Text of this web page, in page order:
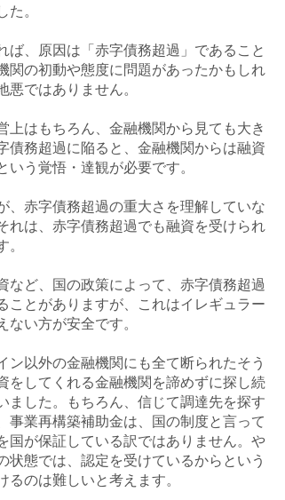
た。
ば、原因は「赤字債務超過」であること
関の初動や態度に問題があったかもしれ
悪ではありません。
上はもちろん、金融機関から見ても大き
債務超過に陥ると、金融機関からは融資
いう覚悟・達観が必要です。
、赤字債務超過の重大さを理解していな
れは、赤字債務超過でも融資を受けられ
。
など、国の政策によって、赤字債務超過
ことがありますが、これはイレギュラー
ない方が安全です。
ン以外の金融機関にも全て断られたそう
をしてくれる金融機関を諦めずに探し続
ました。もちろん、信じて調達先を探す
事業再構築補助金は、国の制度と言って
国が保証している訳ではありません。や
状態では、認定を受けているからという
るのは難しいと考えます。